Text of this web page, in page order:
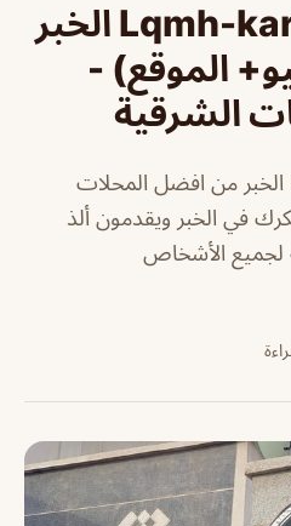
لقمة و كرك Lqmh-karak الخبر
الموقع) -
الشرقية
لقمة و كرك Lqmh-karak الخبر من افضل المحلات
في الخبر ويقدمون ألذ
لجميع الأشخاص